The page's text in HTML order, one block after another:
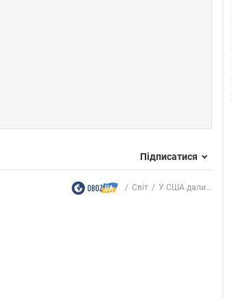
Підписатися
Світ У США дали...